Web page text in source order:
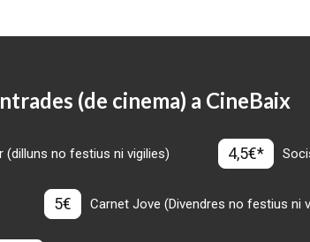
(de cinema) a CineBaix
(dilluns no festius ni vigilies) 4,5€*
5€ Carnet Jove (Divendres no festius ni